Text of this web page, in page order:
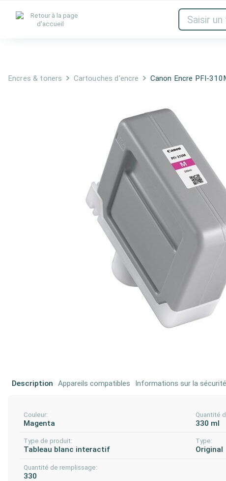
Audio et
Encres & toners Cartouches d'encre Canon Encre PFI-
Description Appareils compatibles Informations sur la
Couleur:
Magenta
Quantité
330 ml
Type de produit:
Tableau blanc interactif
Type:
Original
Quantité de remplissage:
330